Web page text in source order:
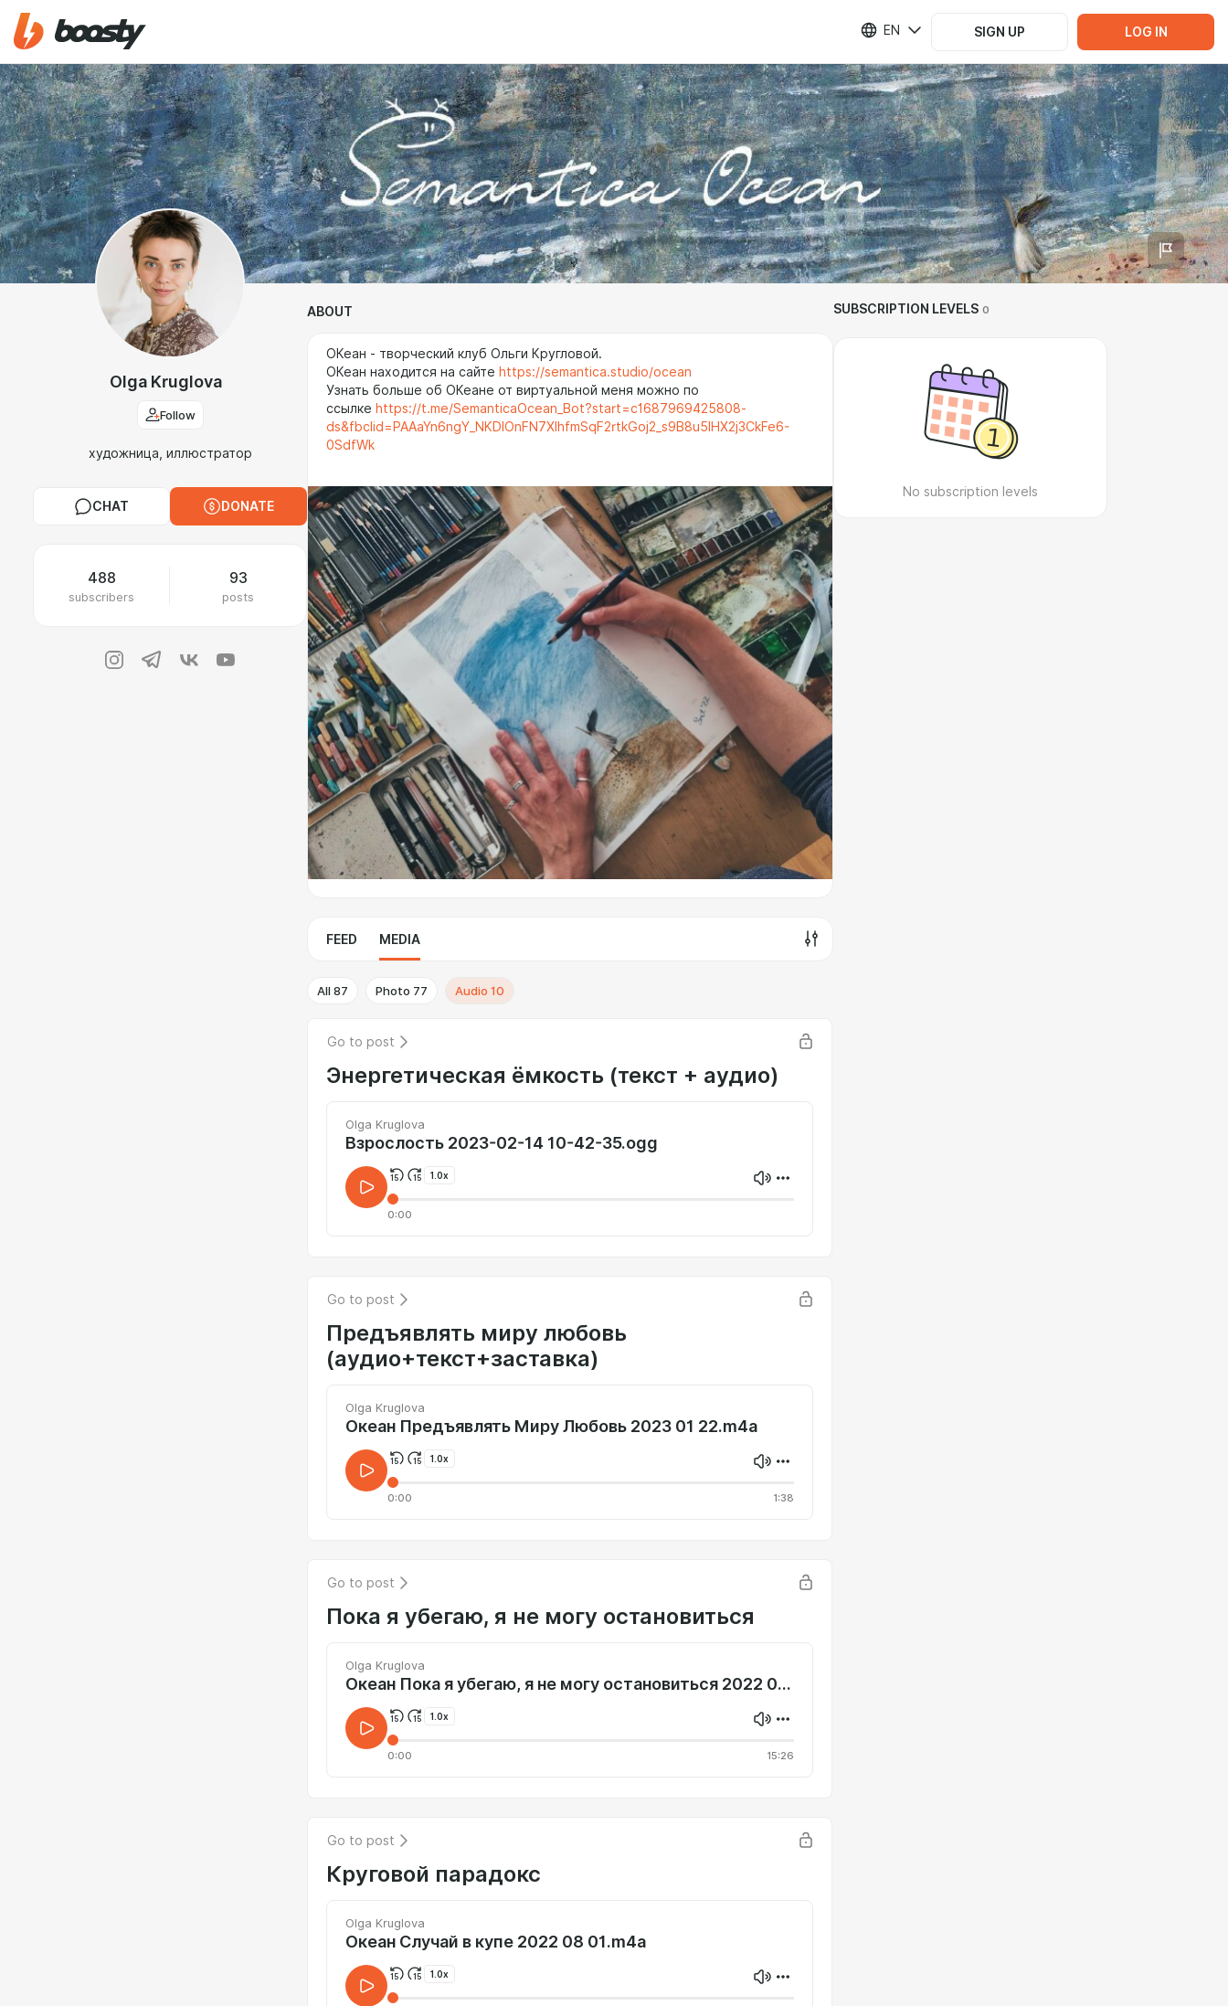
EN SIGN UP LOG IN
Olga Kruglova
Follow
художница, иллюстратор
CHAT DONATE
488
subscribers
93
posts
ABOUT
ОКеан - творческий клуб Ольги Кругловой.
ОКеан находится на сайте https://semantica.studio/ocean
Узнать больше об ОКеане от виртуальной меня можно по
ссылке https://t.me/SemanticaOcean_Bot?start=c1687969425808-
ds&fbclid=PAAaYn6ngY_NKDIOnFN7XIhfmSqF2rtkGoj2_s9B8u5IHX2j3CkFe6-
0SdfWk
FEED MEDIA
All87 Photo 77 Audio 10
Go to post
Энергетическая ёмкость (текст + аудио)
Olga Kruglova
Взрослость 2023-02-14 10-42-35.ogg
1.0x
0:00
Go to post
Предъявлять миру любовь
(аудио+текст+заставка)
Olga Kruglova
Океан Предъявлять Миру Любовь 2023 01 22.m4a
1.0x
0:00 1:38
Go to post
Пока я убегаю, я не могу остановиться
Olga Kruglova
Океан Пока я убегаю, я не могу остановиться 2022 08 21.m4a
1.0x
0:00 15:26
Go to post
Круговой парадокс
Olga Kruglova
Океан Случай в купе 2022 08 01.m4a
1.0x
SUBSCRIPTION LEVELS 0
No subscription levels